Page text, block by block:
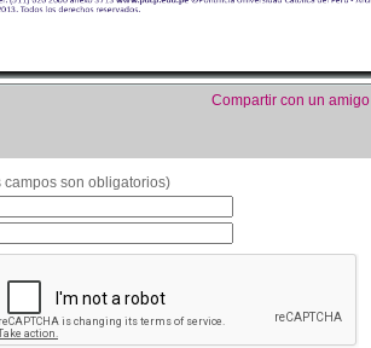
Compartir con un amigo
campos son obligatorios)